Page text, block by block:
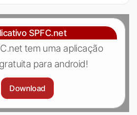
SPFC.net
tem uma aplicação
gratuita para android!
Download